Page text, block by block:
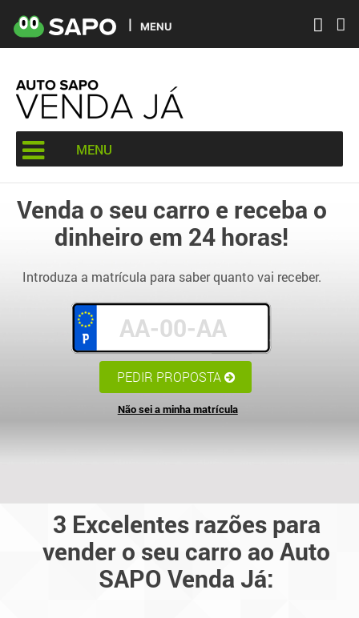
MENU
MENU
Venda o seu carro e receba o
dinheiro em 24 horas!
Introduza a matrícula para saber quanto vai receber.
PEDIR PROPOSTA
Não sei a minha matrícula
3 Excelentes razões para
vender o seu carro ao Auto
SAPO Venda Já: